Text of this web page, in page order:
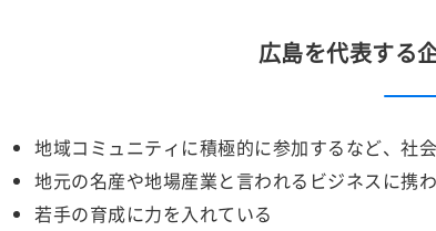
広島を代表する
地域コミュニティに積極的に参加するなど、社
地元の名産や地場産業と言われるビジネスに携
若手の育成に力を入れている